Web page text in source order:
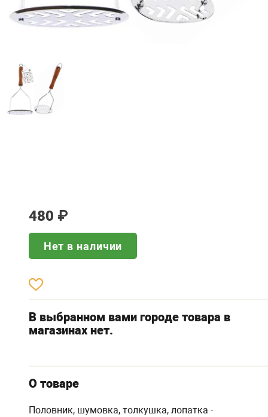
480 ₽
Нет в наличии
В выбранном вами городе товара в
магазинах нет.
О товаре
Половник, шумовка, толкушка, лопатка -